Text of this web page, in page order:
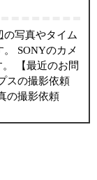
の写真やタイム
SONYのカメ
【最近のお問
スの撮影依頼
の撮影依頼